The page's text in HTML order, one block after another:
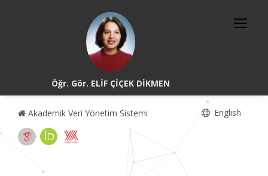
Öğr. Gör. ELİF ÇİÇEK DİKMEN
Akademik Veri Yönetim Sistemi English